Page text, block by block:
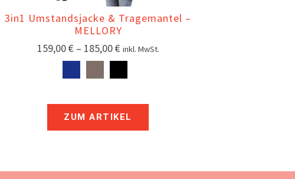
3in1 Umstandsjacke & Tragemantel –
MELLORY
159,00€– 185,00€ inkl. MwSt.
ZUM ARTIKEL